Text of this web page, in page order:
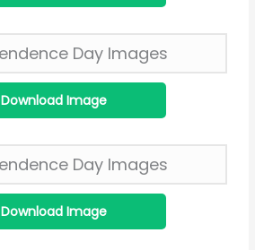
Download Image
Download Image